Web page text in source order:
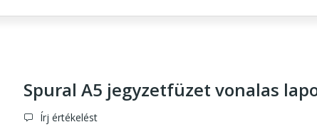
Spural A5 jegyzetfüzet vonalas
Írj értékelést